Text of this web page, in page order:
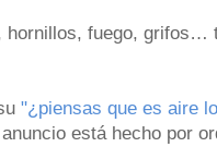
hornillos, fuego, grifos…
"¿piensas que es aire
está hecho por